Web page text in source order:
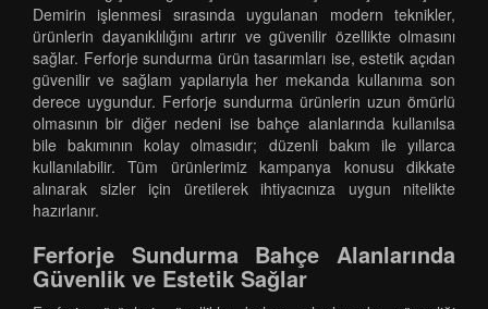
Demirin işlenmesi sırasında uygulanan modern teknikler,
ürünlerin dayanıklılığını artırır ve güvenilir özellikte olmasını
sağlar. Ferforje sundurma ürün tasarımları ise, estetik açıdan
güvenilir ve sağlam yapılarıyla her mekanda kullanıma son
derece uygundur. Ferforje sundurma ürünlerin uzun ömürlü
olmasının bir diğer nedeni ise bahçe alanlarında kullanılsa
bile bakımının kolay olmasıdır; düzenli bakım ile yıllarca
kullanılabilir. Tüm ürünlerimiz kampanya konusu dikkate
alınarak sizler için üretilerek ihtiyacınıza uygun nitelikte
hazırlanır.
Ferforje Sundurma Bahçe Alanlarında
Güvenlik ve Estetik Sağlar